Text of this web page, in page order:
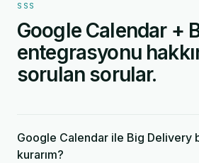
SSS
Google Calendar +
entegrasyonu
sorulan sorular.
Google Calendar ile Big Delivery
kurarım?